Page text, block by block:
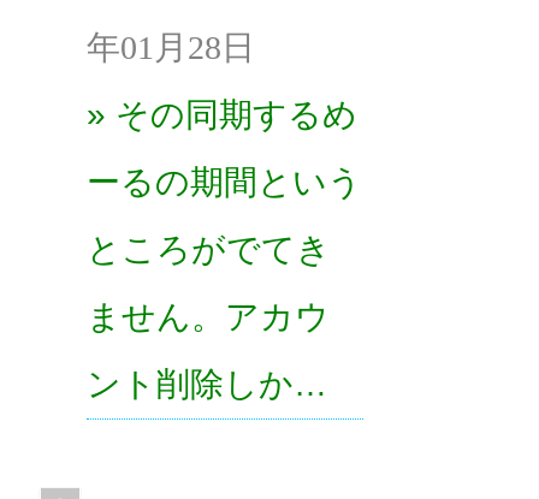
年01月28日
» その同期するめ
ーるの期間という
ところがでてき
ません。アカウ
ント削除しか…